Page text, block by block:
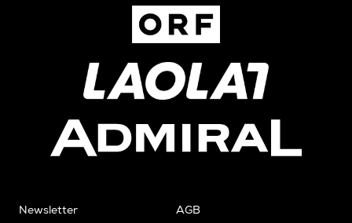
Newsletter AGB